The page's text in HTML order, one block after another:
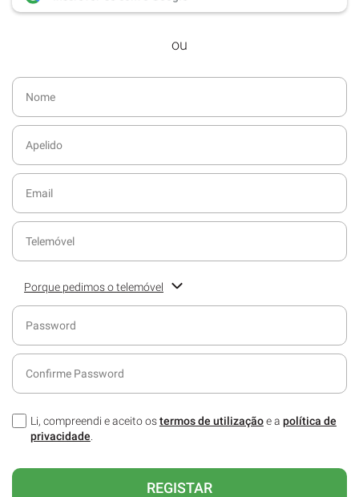
desde dezembro de 2016.
Acesso ao formato digital da SÁBADO
SÁBADO.
diário da atualidade.
publicidade reduzida e não invasiva
Possibilidade de ler e/ou ouvir artigos.
serviços, eventos desportivos e
ou
Porque pedimos o telemóvel
contacto telefónico para receber informações sobre o seu
Li, compreendi e aceito ostermos de utilizaçãoe a política de
privacidade
REGISTAR